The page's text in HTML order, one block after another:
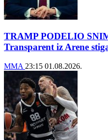
TRAMP PODELIO
Transparent iz Arene
MMA 23:15 01.08.2026.